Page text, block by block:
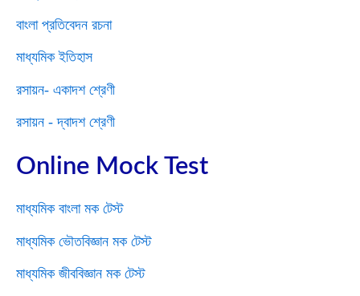
বাংলা প্রতিবেদন রচনা
মাধ্যমিক ইতিহাস
রসায়ন- একাদশ শ্রেণী
রসায়ন - দ্বাদশ শ্রেণী
Online Mock Test
মাধ্যমিক বাংলা মক টেস্ট
মাধ্যমিক ভৌতবিজ্ঞান মক টেস্ট
মাধ্যমিক জীববিজ্ঞান মক টেস্ট